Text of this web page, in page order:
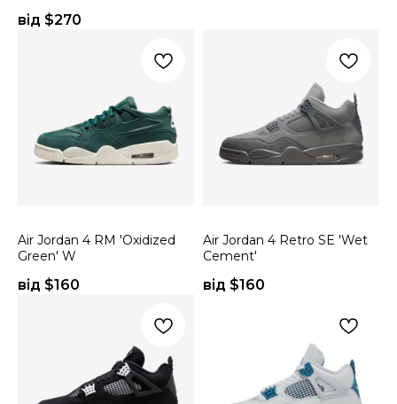
від $270
Air Jordan 4 RM 'Oxidized
Green' W
від $160
Air Jordan 4 Retro SE 'Wet
Cement'
від $160